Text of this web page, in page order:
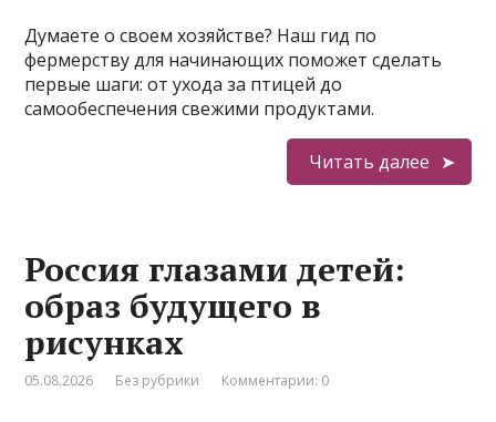
Думаете о своем хозяйстве? Наш гид по
фермерству для начинающих поможет сделать
первые шаги: от ухода за птицей до
самообеспечения свежими продуктами.
Читать далее
Россия глазами детей:
образ будущего в
рисунках
05.08.2026 Без рубрики Комментарии: 0